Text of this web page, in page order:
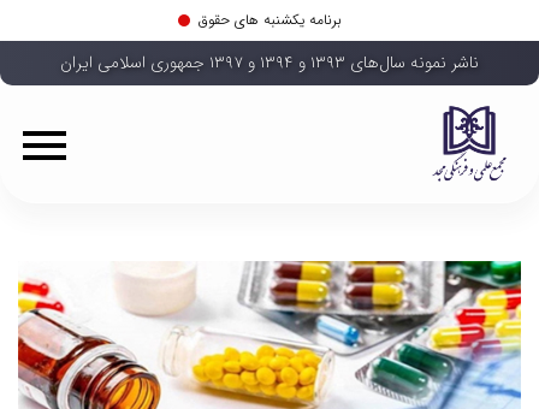
برنامه یکشنبه های حقوق
ناشر نمونه سال‌های ۱۳۹۳ و ۱۳۹۴ و ۱۳۹۷ جمهوری اسلامی ایران